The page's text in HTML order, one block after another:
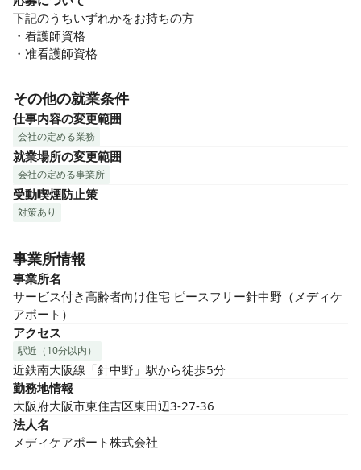
下記のうちいずれかをお持ちの方
・看護師資格
・准看護師資格
その他の就業条件
仕事内容の変更範囲
会社の定める業務
就業場所の変更範囲
会社の定める事業所
受動喫煙防止策
対策あり
事業所情報
事業所名
サービス付き高齢者向け住宅 ピースフリー針中野（メディケ
アポート）
アクセス
駅近（10分以内）
近鉄南大阪線「針中野」駅から徒歩5分
勤務地情報
大阪府大阪市東住吉区東田辺3-27-36
法人名
メディケアポート株式会社